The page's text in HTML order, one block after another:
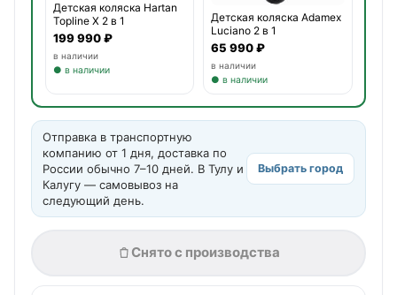
Детская коляска Hartan
Topline X 2 в 1
199 990 ₽
в наличии
● в наличии
Детская коляска Adamex
Luciano 2 в 1
65 990 ₽
в наличии
● в наличии
Отправка в транспортную
компанию от 1 дня, доставка по
России обычно 7–10 дней. В Тулу и
Калугу — самовывоз на
следующий день.
Выбрать город
Снято с производства